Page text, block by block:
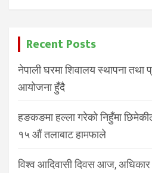
Recent Posts
नेपाली घरमा शिवालय स्थापना तथा
आयोजना हुँदै
हङकङमा हल्ला गरेको निहुँमा
१५ औं तलाबाट हामफाले
विश्व आदिवासी दिवस आज, अधिकार